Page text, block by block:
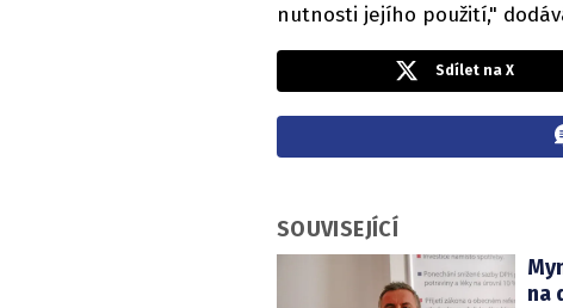
nutnosti jejího použití,"
Sdílet na X
SOUVISEJÍCÍ
na